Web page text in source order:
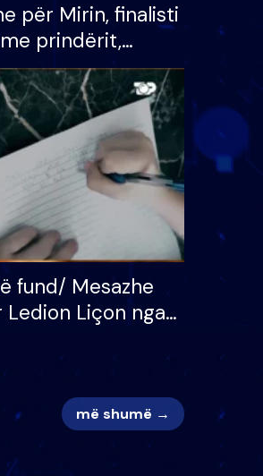
për Mirin, finalisti
prindërit,
bashkëshorten:
letër divorci
fund/ Mesazhe
Liçon nga
më shumë →